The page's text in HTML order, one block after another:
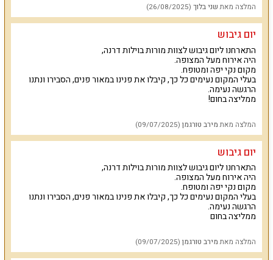
נופש עם לינה עד30 איש/אירועים עד
יתרונות בולטים:בריכה פרטית גדולה, ג'קוזי חיצוני מפנק, שולחנות
בקבוק יין, פירות העונה, שוקולדים, תוספת של ארוחות ועיסויים בתיאום
מראש ותשלום נוסף.
אורחים דתיים יקבלו תוספת של פלטת שבת ומיחם. יש בית כנסת באזור.
וילה יוקרה בגליל דרנה היא הזדמנות ליהנות מרמה גבוהה של אירוח
במתחם נופש פרטי
פלייסטיישן,סנוקר ועיצוב פנים מרהיב
המלצה מאתשני בלוך (26/08/2025)
יום גיבוש
התארחנו ליום גיבוש לצוות מורות בוילות דרנה,
היה אירוח מעל המצופה.
מקום נקי יפה ומטופח.
בעלי המקום נעימים כל כך, קיבלו את פנינו במאור פנים, הסבירו ונתנו
הרגשה נעימה.
ממליצה בחום!
המלצה מאתמירב טורגמן (09/07/2025)
יום גיבוש
התארחנו ליום גיבוש לצוות מורות בוילות דרנה,
היה אירוח מעל המצופה.
מקום נקי יפה ומטופח.
בעלי המקום נעימים כל כך, קיבלו את פנינו במאור פנים, הסבירו ונתנו
הרגשה נעימה.
ממליצה בחום
המלצה מאתמירב טורגמן (09/07/2025)